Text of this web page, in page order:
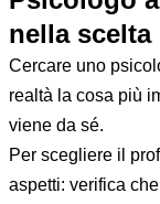
nella scelta
Cercare uno
realtà la cosa più
viene da sé.
Per scegliere il
aspetti: verifica